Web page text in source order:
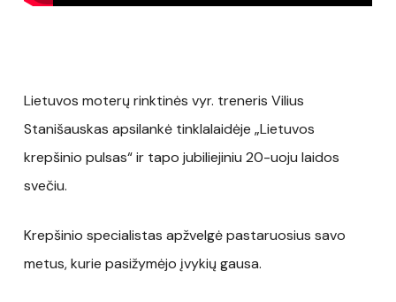
Lietuvos moterų rinktinės vyr. treneris Vilius
Stanišauskas apsilankė tinklalaidėje „Lietuvos
krepšinio pulsas“ ir tapo jubiliejiniu 20-uoju laidos
svečiu.
Krepšinio specialistas apžvelgė pastaruosius savo
metus, kurie pasižymėjo įvykių gausa.